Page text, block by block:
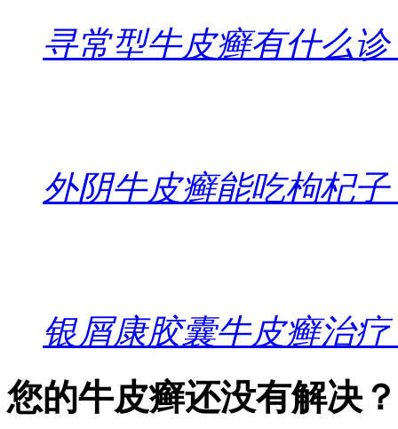
寻常型牛皮癣有什么诊
外阴牛皮癣能吃枸杞子
银屑康胶囊牛皮癣治疗
您的牛皮癣还没有解决？